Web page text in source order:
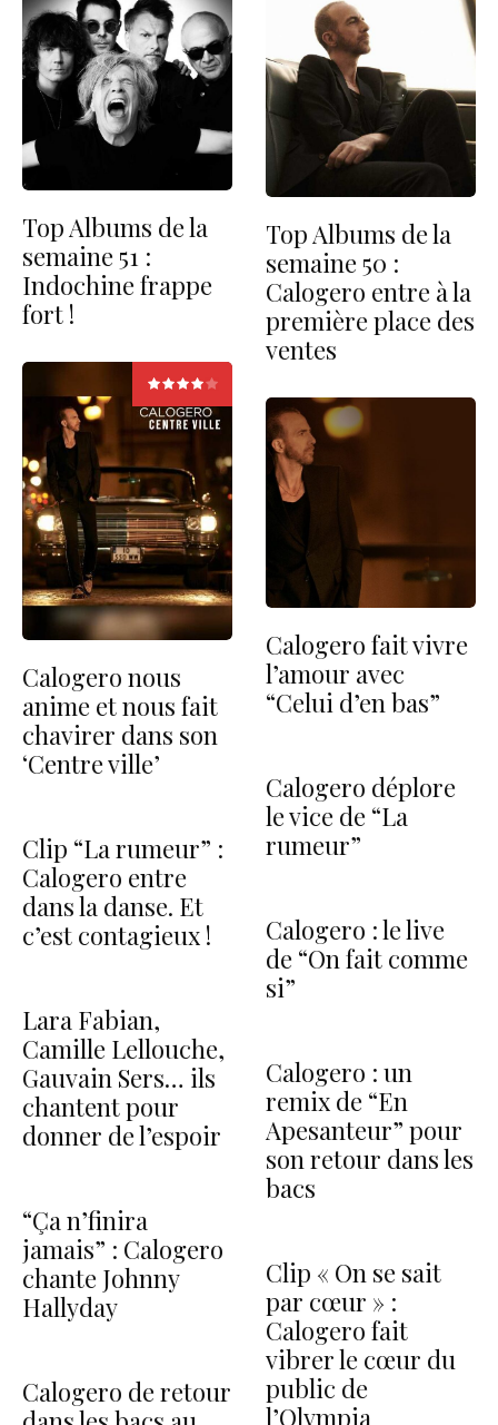
Top Albums de la
semaine 51 :
Indochine frappe
fort !
Calogero nous
anime et nous fait
chavirer dans son
‘Centre ville’
Clip “La rumeur” :
Calogero entre
dans la danse. Et
c’est contagieux !
Lara Fabian,
Camille Lellouche,
Gauvain Sers… ils
chantent pour
donner de l’espoir
“Ça n’finira
jamais” : Calogero
chante Johnny
Hallyday
Calogero de retour
Top Albums de la
semaine 50 :
Calogero entre à la
première place des
ventes
Calogero fait vivre
l’amour avec
“Celui d’en bas”
Calogero déplore
le vice de “La
rumeur”
Calogero : le live
de “On fait comme
si”
Calogero : un
remix de “En
Apesanteur” pour
son retour dans les
bacs
Clip « On se sait
par cœur » :
Calogero fait
vibrer le cœur du
public de
l’Olympia